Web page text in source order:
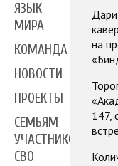
ЯЗЫК
МИРА
КОМАНДА
НОВОСТИ
ПРОЕКТЫ
СЕМЬЯМ
УЧАСТНИКОВ
СВО
на
147,